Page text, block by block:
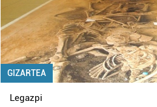
GIZARTEA
Legazpi